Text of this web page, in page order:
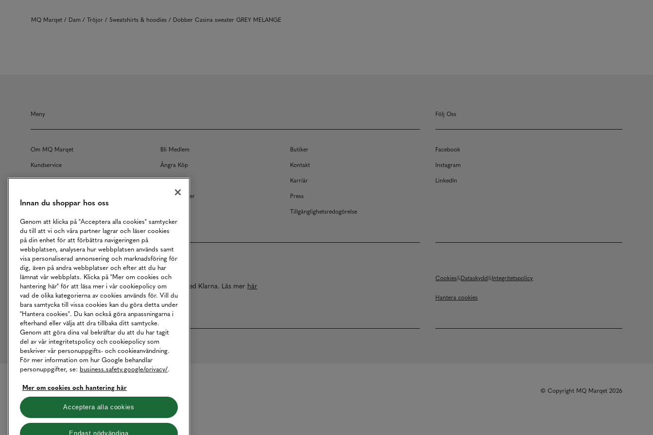
MQ Marqet Dam Tröjor Sweatshirts & hoodies Dobber Casina sweater GREY MELANGE
Meny
Om MQ Marqet Bli Medlem
Butiker
Kundservice
Ångra Köp
Kontakt
Returer
Köpvillkor
Karriär
Våra Tjänster
Press
Tillgänglighetsredogörelse
Följ Oss
Facebook
Instagram
LinkedIn
Betalningar online sköts i samarbete med Klarna. Läs mer här
Cookies Dataskydd Integritetspolicy
Hantera cookies
© Copyright MQ Marqet 2026
Innan du shoppar hos oss
Genom att klicka på "Acceptera alla cookies" samtycker
du till att vi och våra partner lagrar och läser cookies
på din enhet för att förbättra navigeringen på
webbplatsen, analysera hur webbplatsen används samt
visa personaliserad annonsering och marknadsföring för
dig, även på andra webbplatser och efter att du har
lämnat vår webbplats. Klicka på "Mer om cookies och
hantering här" för att läsa mer i vår cookiepolicy om
vad de olika kategorierna av cookies används för. Vill du
bara samtycka till vissa cookies kan du göra detta under
"Hantera cookies". Du kan också göra anpassningarna i
efterhand eller välja att dra tillbaka ditt samtycke.
Genom att göra dina val bekräftar du att du har tagit
del av vår integritetspolicy och cookiepolicy som
beskriver vår personuppgifts- och cookieanvändning.
För mer information om hur Google behandlar
personuppgifter, se: business.safety.google/privacy/.
Mer om cookies och hantering här
Acceptera alla cookies
Endast nödvändiga